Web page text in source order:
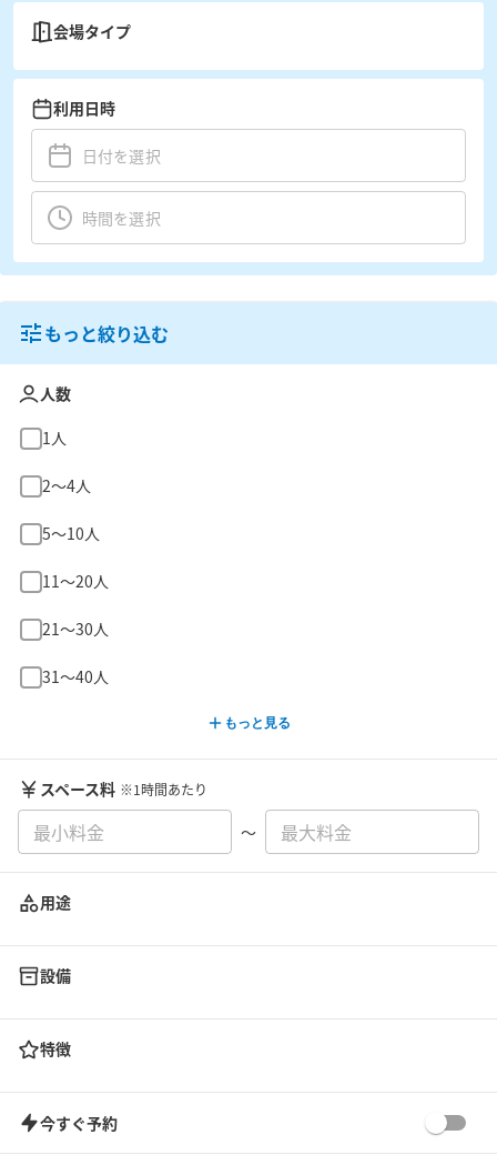
会場タイプ
利用日時
もっと絞り込む
人数
1人
2〜4人
5〜10人
11〜20人
21〜30人
31〜40人
もっと見る
スペース料 ※1時間あたり
〜
用途
設備
特徴
今すぐ予約